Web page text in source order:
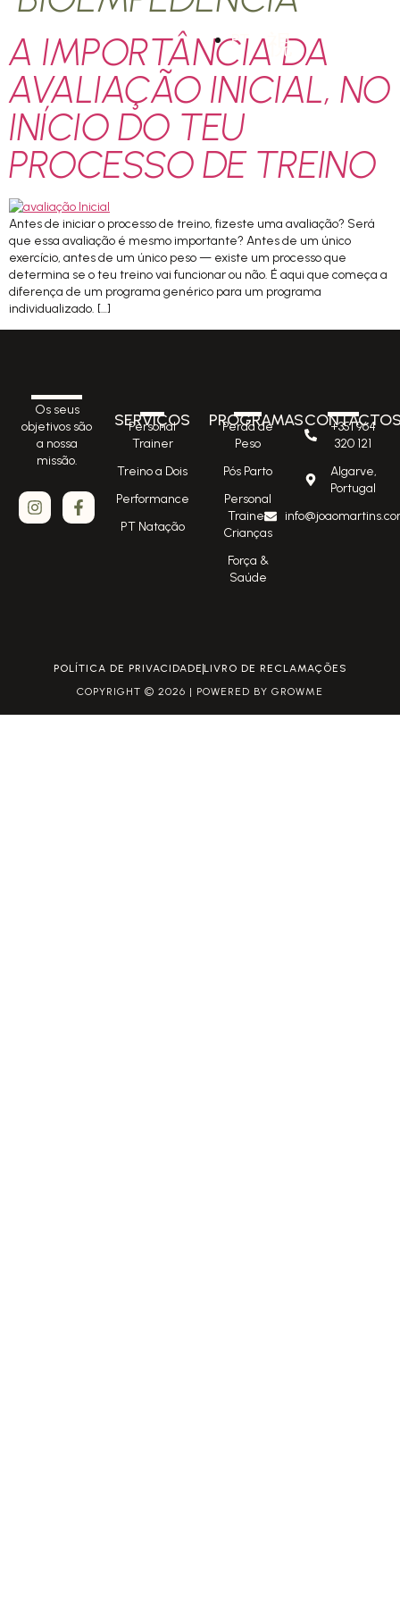
PT
A IMPORTÂNCIA DA
AVALIAÇÃO INICIAL, NO
INÍCIO DO TEU
PROCESSO DE TREINO
Antes de iniciar o processo de treino, fizeste uma avaliação? Será
que essa avaliação é mesmo importante? Antes de um único
exercício, antes de um único peso — existe um processo que
determina se o teu treino vai funcionar ou não. É aqui que começa a
diferença de um programa genérico para um programa
individualizado. […]
Os seus
objetivos são
a nossa
missão.
SERVIÇOS
Personal
Trainer
Treino a Dois
Performance
PT Natação
PROGRAMAS
Perda de
Peso
Pós Parto
Personal
Trainer
Crianças
Força &
Saúde
+351 964
320 121
Algarve,
Portugal
POLÍTICA DE PRIVACIDADE LIVRO DE RECLAMAÇÕES
COPYRIGHT © 2026 | POWERED BY GROWME